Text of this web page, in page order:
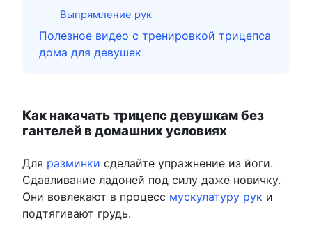
Выпрямление рук
Полезное видео с тренировкой трицепса
дома для девушек
Как накачать трицепс девушкам без
гантелей в домашних условиях
Для разминки сделайте упражнение из йоги.
Сдавливание ладоней под силу даже новичку.
Они вовлекают в процесс мускулатуру рук и
подтягивают грудь.